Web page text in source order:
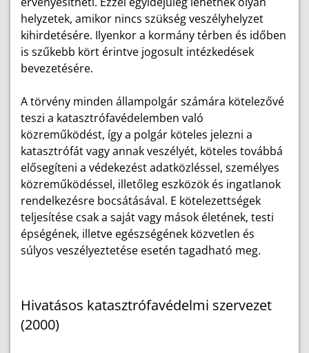
helyzetek, amikor nincs szükség veszélyhelyzet
kihirdetésére. Ilyenkor a kormány térben és időben
is szűkebb kört érintve jogosult intézkedések
bevezetésére.
A törvény minden állampolgár számára kötelezővé
teszi a katasztrófavédelemben való
közreműködést, így a polgár köteles jelezni a
katasztrófát vagy annak veszélyét, köteles továbbá
elősegíteni a védekezést adatközléssel, személyes
közreműködéssel, illetőleg eszközök és ingatlanok
rendelkezésre bocsátásával. E kötelezettségek
teljesítése csak a saját vagy mások életének, testi
épségének, illetve egészségének közvetlen és
súlyos veszélyeztetése esetén tagadható meg.
Hivatásos katasztrófavédelmi szervezet
(2000)